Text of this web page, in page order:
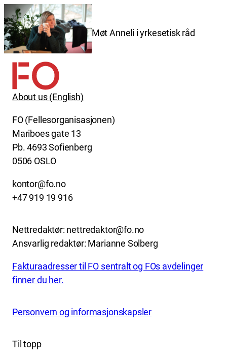
Møt Anneli i yrkesetisk råd
About us (English)
FO (Fellesorganisasjonen)
Mariboes gate 13
Pb. 4693 Sofienberg
0506 OSLO
kontor@fo.no
+47 919 19 916
Nettredaktør: nettredaktor@fo.no
Ansvarlig redaktør: Marianne Solberg
Fakturaadresser til FO sentralt og FOs avdelinger
finner du her.
Personvern og informasjonskapsler
Til topp